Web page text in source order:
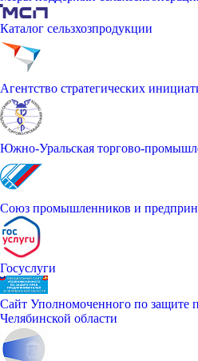
Каталог сельзхозпродукции
Агентство стратегических
Южно-Уральская торгово-
Союз промышленников и
Госуслуги
Сайт Уполномоченного по защите
Челябинской области